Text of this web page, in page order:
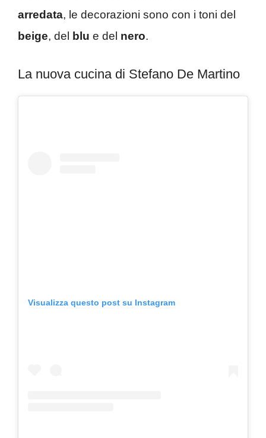
arredata, le decorazioni sono con i toni del
beige, del blu e del nero.
La nuova cucina di Stefano De Martino
Visualizza questo post su Instagram